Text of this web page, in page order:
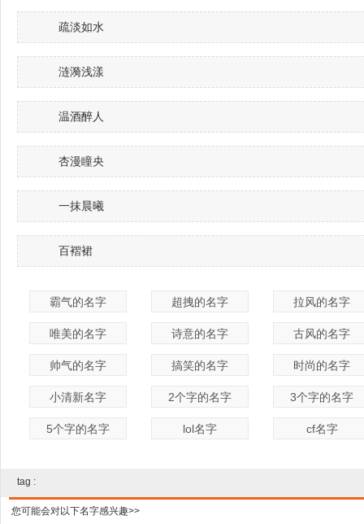
疏淡如水
涟漪浅漾
温酒醉人
杏漫瞳央
一抹晨曦
百褶裙
霸气的名字 超拽的名字 拉风的名字
唯美的名字 诗意的名字 古风的名字
帅气的名字 搞笑的名字 时尚的名字
小清新名字 2个字的名字 3个字的名字
5个字的名字 lol名字 cf名字
tag :
您可能会对以下名字感兴趣>>